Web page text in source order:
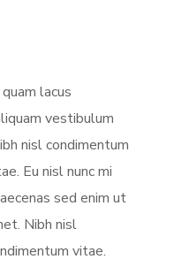
lacus
vestibulum
nisl condimentum
Eu nisl nunc mi
sed enim ut
Nibh nisl
vitae.